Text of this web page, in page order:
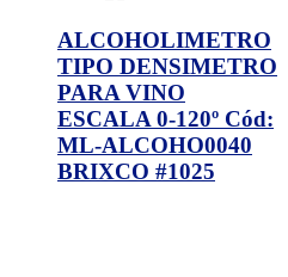
ALCOHOLIMETRO
TIPO DENSIMETRO
PARA VINO
ESCALA 0-120º Cód:
ML-ALCOHO0040
BRIXCO #1025